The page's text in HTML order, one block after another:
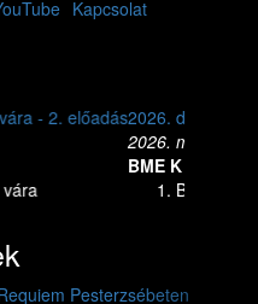
Kapcsolat
vára - 1. előadás
vára
Pesterzsébeten